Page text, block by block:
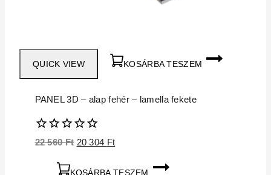
QUICK VIEW KOSÁRBA TESZEM
PANEL 3D – alap fehér – lamella fekete
0
22 560Ft Original
was:
20 304 FtCurrent
KOSÁRBA TESZEM